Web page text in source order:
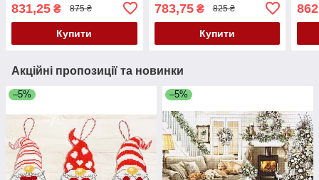
831,25 ₴ 875 ₴
Купити
783,75₴ 825 ₴
Купити
Акційні пропозиції та новинки
–5% –5%